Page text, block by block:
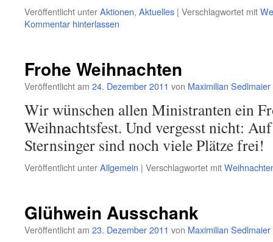
Veröffentlicht unterAktionen, Aktuelles | Verschlagwortet mit
Kommentar hinterlassen
Frohe Weihnachten
Veröffentlicht am 24. Dezember 2011 von Maximilian Sedlmaier
Wir wünschen allen Ministranten ein
Weihnachtsfest. Und vergesst nicht:
Sternsinger sind noch viele Plätze frei!
Veröffentlicht unterAllgemein | Verschlagwortet mit
Glühwein Ausschank
Veröffentlicht am 23. Dezember 2011 von Maximilian Sedlmaier